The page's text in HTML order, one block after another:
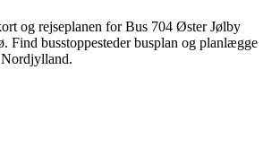
og rejseplanen for Bus 704 Øster Jølby
Find busstoppesteder busplan og planlægge